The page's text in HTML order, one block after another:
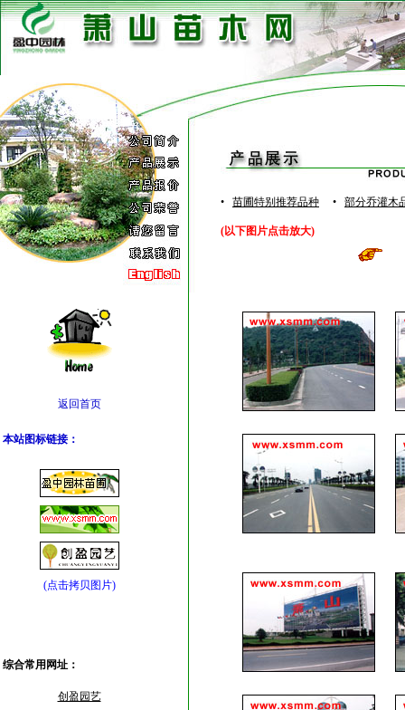
返回首页
本站图标链接：
(点击拷贝图片)
综合常用网址：
创盈园艺
• 苗圃特别推荐品种 • 部分乔灌木
(以下图片点击放大)